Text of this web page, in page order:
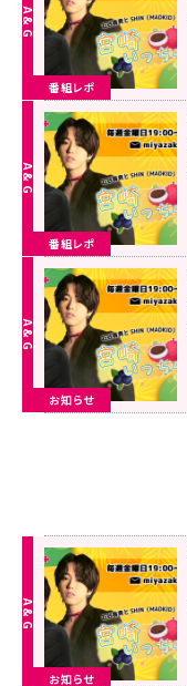
番組レポ
番組レポ
お知らせ
お知らせ